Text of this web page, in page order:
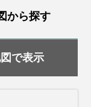
から探す
で表示